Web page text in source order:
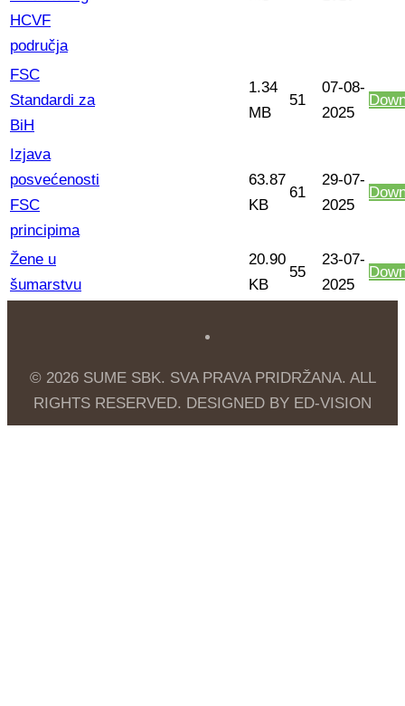
HCVF
područja
FSC
Standardi za
BiH
1.34
MB
51
07-08-
2025
Izjava
posvećenosti
FSC
principima
63.87
KB
61
29-07-
2025
Žene u
šumarstvu
20.90
KB
55
23-07-
2025
© 2026 SUME SBK. SVA PRAVA PRIDRŽANA. ALL
RIGHTS RESERVED. DESIGNED BY ED-VISION